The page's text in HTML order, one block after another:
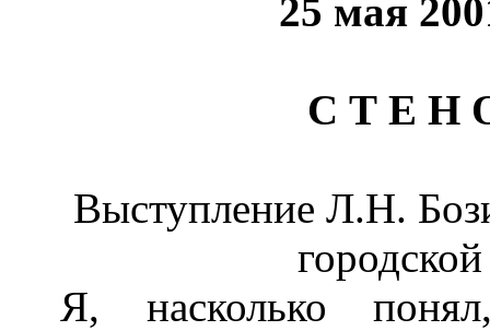
25 мая
С Т Е Н
Выступление Л.Н.
Я, насколько